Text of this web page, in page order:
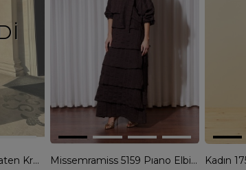
Kadın Desenli Uzun Saten Krep Elbise - BEYAZ Missemramiss 5159 Pıano Elbise - KAHVE